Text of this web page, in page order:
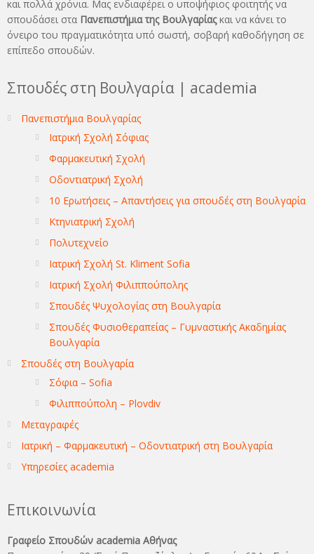
και πολλά χρόνια. Μας ενδιαφέρει ο υποψήφιος φοιτητής να
σπουδάσει στα Πανεπιστήμια της Βουλγαρίαςκαι να κάνει το
όνειρo του πραγματικότητα υπό σωστή, σοβαρή καθοδήγηση σε
επίπεδο σπουδών.
Σπουδές στη Βουλγαρία | academia
Πανεπιστήμια Βουλγαρίας
Ιατρική Σχολή Σόφιας
Φαρμακευτική Σχολή
Οδοντιατρική Σχολή
10 Ερωτήσεις – Απαντήσεις για σπουδές στη Βουλγαρία
Κτηνιατρική Σχολή
Πολυτεχνείο
Ιατρική Σχολή St. Kliment Sofia
Ιατρική Σχολή Φιλιππούπολης
Σπουδές Ψυχολογίας στη Βουλγαρία
Σπουδές Φυσιοθεραπείας – Γυμναστικής Ακαδημίας
Βουλγαρία
Σπουδές στη Βουλγαρία
Σόφια – Sofia
Φιλιππούπολη – Plovdiv
Μεταγραφές
Ιατρική – Φαρμακευτική – Οδοντιατρική στη Βουλγαρία
Υπηρεσίες academia
Επικοινωνία
Γραφείο Σπουδών academia Αθήνας